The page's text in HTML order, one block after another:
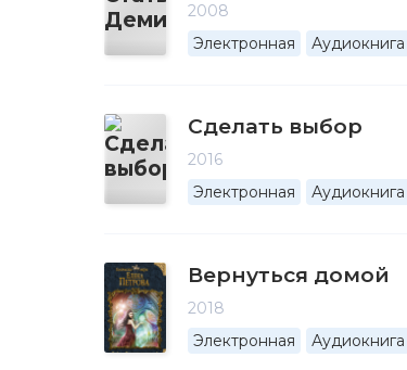
2008
Электронная
Аудиокнига
Сделать выбор
2016
Электронная
Аудиокнига
Вернуться домой
2018
Электронная
Аудиокнига